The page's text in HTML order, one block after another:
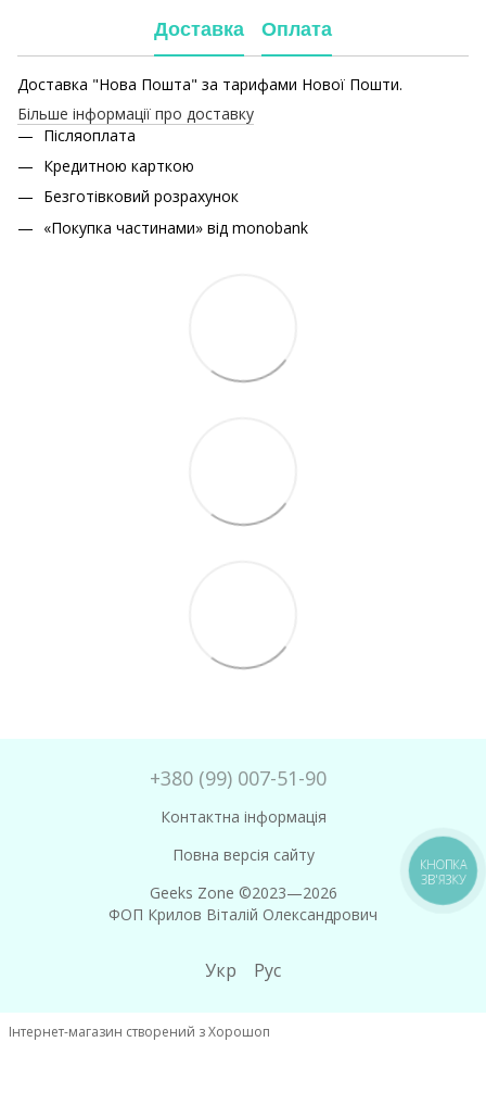
Доставка Оплата
Доставка "Нова Пошта" за тарифами Нової Пошти.
Більше інформації про доставку
Післяоплата
Кредитною карткою
Безготівковий розрахунок
«Покупка частинами» від monobank
+380 (99) 007-51-90
Контактна інформація
Повна версія сайту
Geeks Zone ©2023—2026
ФОП Крилов Віталій Олександрович
Укр Рус
Інтернет-магазин створений з Хорошоп
КНОПКА
ЗВ'ЯЗКУ